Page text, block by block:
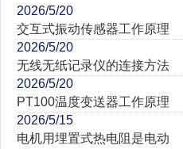
2026/5/20
交互式振动传感器工作原理
2026/5/20
无线无纸记录仪的连接方法
2026/5/20
PT100温度变送器工作原理
2026/5/15
电机用埋置式热电阻是电动